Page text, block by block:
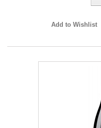
Add to Wishlist